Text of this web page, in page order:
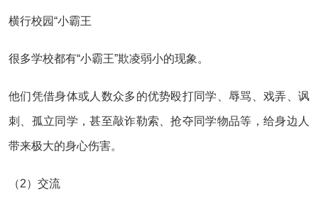
横行校园“小霸王
很多学校都有“小霸王”欺凌弱小的现象。
他们凭借身体或人数众多的优势殴打同学、辱骂、戏弄、讽
刺、孤立同学，甚至敲诈勒索、抢夺同学物品等，给身边人
带来极大的身心伤害。
（2）交流